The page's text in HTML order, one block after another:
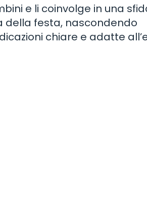
e li coinvolge in una
della festa, nascondendo
chiare e adatte